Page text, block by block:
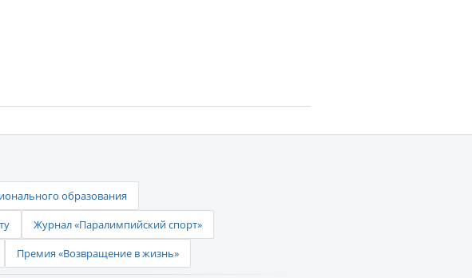
образования
Журнал «Паралимпийский спорт»
Премия «Возвращение в жизнь»